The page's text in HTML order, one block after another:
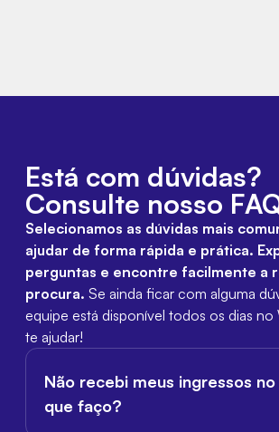
Está com dúvidas?
Consulte nosso
Selecionamos as dúvidas mais
ajudar de forma rápida e prática.
perguntas e encontre facilmente a
procura. Se ainda ficar com alguma
equipe está disponível todos os dias no
te ajudar!
Não recebi meus ingressos
que faço?